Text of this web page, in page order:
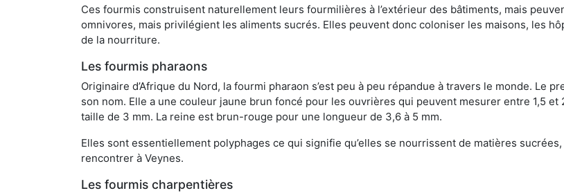
Ces fourmis construisent naturellement leurs fourmilières à l’extérieur des bâtiments, mais
omnivores, mais privilégient les aliments sucrés. Elles peuvent donc coloniser les maisons, les
de la nourriture.
Les fourmis pharaons
Originaire d’Afrique du Nord, la fourmi pharaon s’est peu à peu répandue à travers le monde. Le
son nom. Elle a une couleur jaune brun foncé pour les ouvrières qui peuvent mesurer entre 1,5
taille de 3 mm. La reine est brun-rouge pour une longueur de 3,6 à 5 mm.
Elles sont essentiellement polyphages ce qui signifie qu’elles se nourrissent de matières sucrées,
rencontrer à Veynes.
Les fourmis charpentières